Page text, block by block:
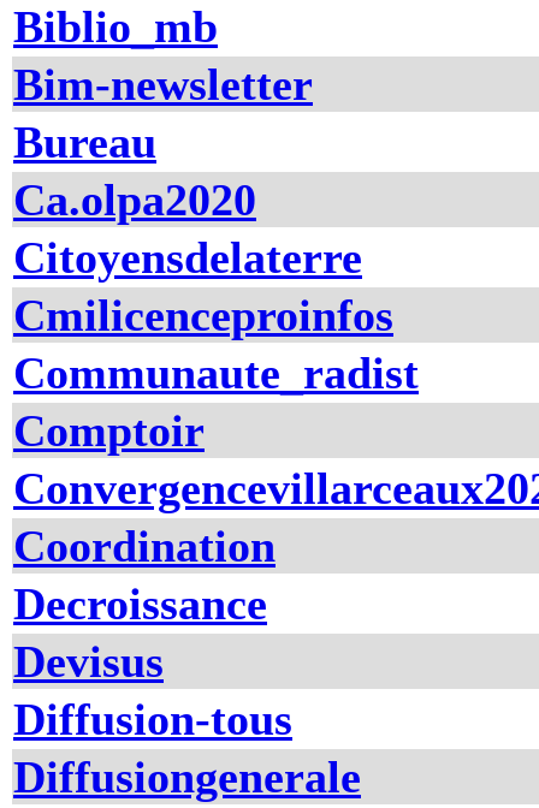
Biblio_mb
Bim-newsletter
Bureau
Ca.olpa2020
Citoyensdelaterre
Cmilicenceproinfos
Communaute_radist
Comptoir
Coordination
Decroissance
Devisus
Diffusion-tous
Diffusiongenerale